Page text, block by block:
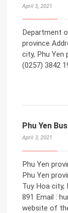
April 3, 2021
Department
province
city, Phu Yen
(0257) 3842
Phu Yen
April 3, 2021
Phu Yen
Phu Yen
Tuy Hoa city,
891 Email :
website of